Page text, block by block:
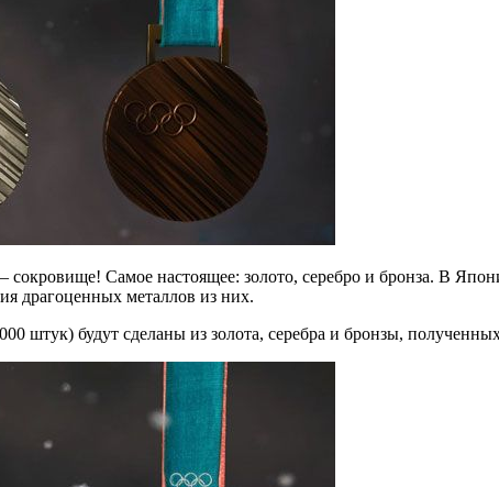
драгоценных металлов из них.
штук) будут сделаны из золота, серебра и бронзы,